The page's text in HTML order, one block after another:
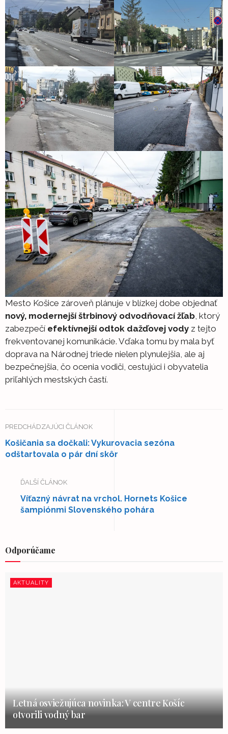
Mesto Košice zároveň plánuje v blízkej dobe objednať
nový, modernejší štrbinový odvodňovací žľab , ktorý
zabezpečí efektívnejší odtok dažďovej vody z tejto
frekventovanej komunikácie. Vďaka tomu by mala byť
doprava na Národnej triede nielen plynulejšia, ale aj
bezpečnejšia, čo ocenia vodiči, cestujúci i obyvatelia
priľahlých mestských častí.
PREDCHÁDZAJÚCI ČLÁNOK
Košičania sa dočkali: Vykurovacia sezóna
odštartovala o pár dní skôr
ĎALŠÍ ČLÁNOK
Víťazný návrat na vrchol. Hornets Košice
šampiónmi Slovenského pohára
Odporúčame
AKTUALITY
Letná osviežujúca novinka: V centre Košíc
otvorili vodný bar